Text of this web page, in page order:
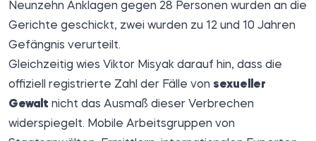
Neunzehn Anklagen gegen 28 Personen wurden an die
Gerichte geschickt, zwei wurden zu 12 und 10 Jahren
Gefängnis verurteilt.
Gleichzeitig wies Viktor Misyak darauf hin, dass die
offiziell registrierte Zahl der Fälle von sexueller
Gewalt nicht das Ausmaß dieser Verbrechen
widerspiegelt. Mobile Arbeitsgruppen von